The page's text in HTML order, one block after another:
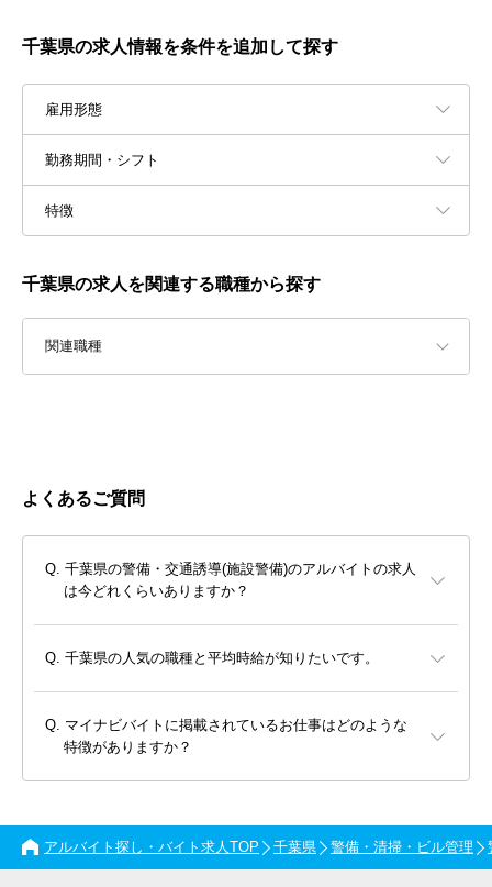
千葉県の求人情報を条件を追加して探す
雇用形態
勤務期間・シフト
特徴
千葉県の求人を関連する職種から探す
関連職種
よくあるご質問
千葉県の警備・交通誘導(施設警備)のアルバイトの求人
は今どれくらいありますか？
千葉県の人気の職種と平均時給が知りたいです。
マイナビバイトに掲載されているお仕事はどのような
特徴がありますか？
アルバイト探し・バイト求人TOP 千葉県 警備・清掃・ビル管理